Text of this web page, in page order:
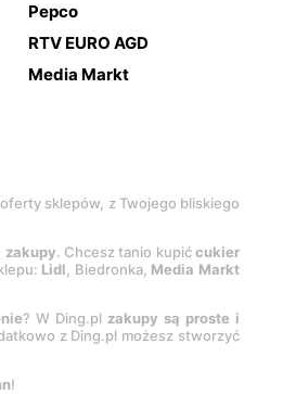
Pepco
RTV EURO AGD
Media Markt
sklepów, z Twojego bliskiego
zakupy. Chcesz tanio kupićcukier
Lidl, Biedronka, Media Markt
? W Ding.pl zakupy są proste i
z Ding.pl możesz stworzyć
!